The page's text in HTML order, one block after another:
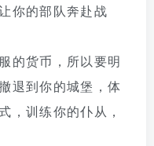
你的部队奔赴战
的货币，所以要明
退到你的城堡，体
，训练你的仆从，